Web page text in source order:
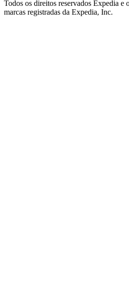
Todos os direitos reservados Expedia e
marcas registradas da Expedia, Inc.